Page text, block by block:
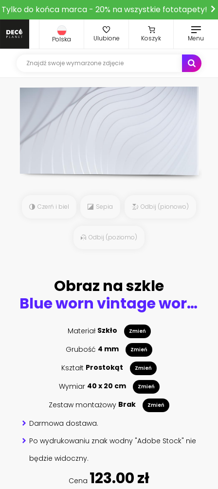
Tylko do końca marca - 20% na wszystkie fototapety!
Polska Ulubione Koszyk Menu
Czerń i biel Sepia Odbij (pionowo)
Odbij (poziomo)
Obraz na szkle
Blue worn vintage world map illustration
Materiał Szkło Zmień
Grubość 4 mm Zmień
Kształt Prostokąt Zmień
Wymiar 40 x 20 cm Zmień
Zestaw montażowy Brak Zmień
Darmowa dostawa.
Po wydrukowaniu znak wodny "Adobe Stock" nie
będzie widoczny.
Cena 123.00 zł